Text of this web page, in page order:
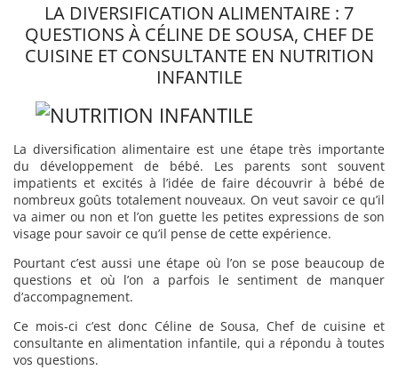
LA DIVERSIFICATION ALIMENTAIRE : 7
QUESTIONS À CÉLINE DE SOUSA, CHEF DE
CUISINE ET CONSULTANTE EN NUTRITION
INFANTILE
La diversification alimentaire est une étape très importante
du développement de bébé. Les parents sont souvent
impatients et excités à l’idée de faire découvrir à bébé de
nombreux goûts totalement nouveaux. On veut savoir ce qu’il
va aimer ou non et l’on guette les petites expressions de son
visage pour savoir ce qu’il pense de cette expérience.
Pourtant c’est aussi une étape où l’on se pose beaucoup de
questions et où l’on a parfois le sentiment de manquer
d’accompagnement.
Ce mois-ci c’est donc Céline de Sousa, Chef de cuisine et
consultante en alimentation infantile, qui a répondu à toutes
vos questions.